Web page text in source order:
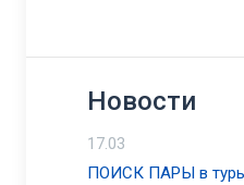
Новости
17.03
ПОИСК ПАРЫ в